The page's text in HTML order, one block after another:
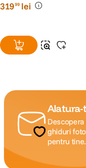
31999 lei
Alatura-
ghiduri
pentru tine.